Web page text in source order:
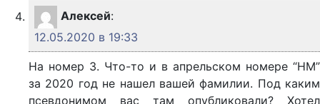
Алексей:
12.05.2020 в 19:33
На номер 3. Что-то и в апрельском номере “НМ”
за 2020 год не нашел вашей фамилии. Под каким
псевдонимом вас там опубликовали? Хотел